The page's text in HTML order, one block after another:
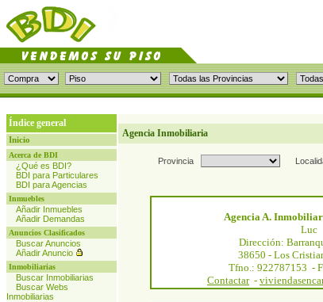
Índice general
Inicio
Acerca de BDI
¿Qué es BDI?
BDI para Particulares
BDI para Agencias
Inmuebles
Añadir Inmuebles
Añadir Demandas
Anuncios Clasificados
Buscar Anuncios
Añadir Anuncio
Inmobiliarias
Buscar Inmobiliarias
Buscar Webs
Inmobiliarias
Agencia Inmobiliaria
Provincia
Agencia A.
Luc
Dirección:
38650 - Los
Tfno.: 922787153 -
Contactar-